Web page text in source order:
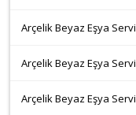
Arçelik Beyaz Eşya
Arçelik Beyaz Eşya
Arçelik Beyaz Eşya